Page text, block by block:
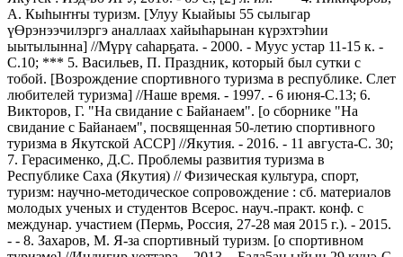
А. Кыһыҥҥы туризм. [Улуу Кыайыы 55 сылыгар
үӨрэнээчилэргэ аналлаах хайыһарынан күрэхтэһии
ыытылынна] //Мүрү саһарҕата. - 2000. - Муус устар 11-15 к. -
С.10; *** 5. Васильев, П. Праздник, который был сутки с
тобой. [Возрождение спортивного туризма в республике. Слет
любителей туризма] //Наше время. - 1997. - 6 июня-C.13; 6.
Викторов, Г. "На свидание с Байанаем". [о сборнике "На
свидание с Байанаем", посвященная 50-летию спортивного
туризма в Якутской АССР] //Якутия. - 2016. - 11 августа-С. 30;
7. Герасименко, Д.С. Проблемы развития туризма в
Республике Саха (Якутия) // Физическая культура, спорт,
туризм: научно-методическое сопровождение : сб. материалов
молодых ученых и студентов Всерос. науч.-практ. конф. с
междунар. участием (Пермь, Россия, 27-28 мая 2015 г.). - 2015.
- - 8. Захаров, М. Я-за спортивный туризм. [о спортивном